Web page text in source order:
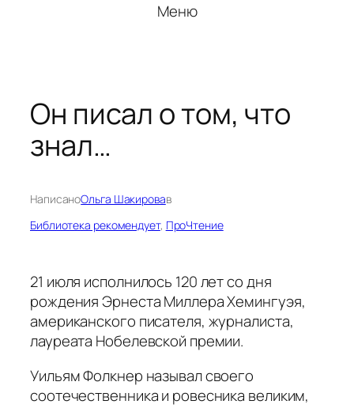
Меню
Он писал о том, что
знал…
НаписаноОльга Шакировав
Библиотека рекомендует, ПроЧтение
21 июля исполнилось 120 лет со дня
рождения Эрнеста Миллера Хемингуэя,
американского писателя, журналиста,
лауреата Нобелевской премии.
Уильям Фолкнер называл своего
соотечественника и ровесника великим,